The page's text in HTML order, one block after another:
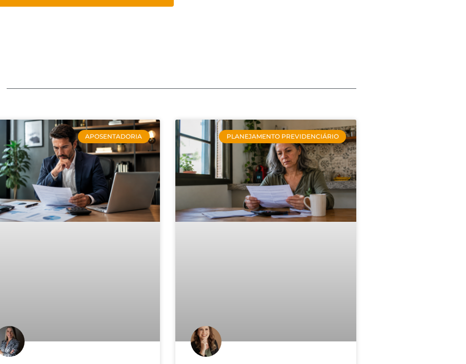
APOSENTADORIA PLANEJAMENTO PREVIDENCIÁRIO